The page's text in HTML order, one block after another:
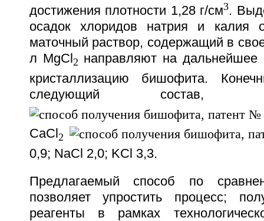
достижения плотности 1,28 г/см3.
осадок хлоридов натрия и калия
маточный раствор, содержащий в
л MgCl 2 направляют на дальнейшее
кристаллизацию бишофита.
следующий состав,
CaCl 2
0,9; NaCl 2,0; KCl 3,3.
Предлагаемый способ по
позволяет упростить процесс;
реагенты в рамках